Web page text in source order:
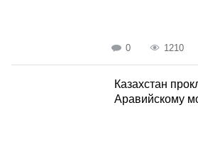
0 1210
Казахстан
Аравийскому